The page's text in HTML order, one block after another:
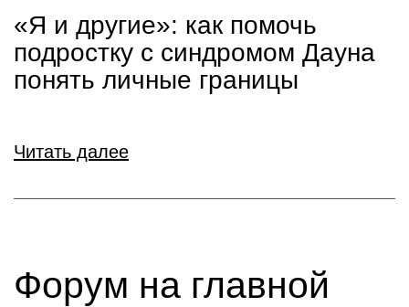
«Я и другие»: как помочь
подростку с синдромом Дауна
понять личные границы
Читать далее
Форум на главной